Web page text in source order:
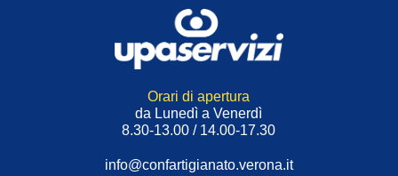
Orari di apertura
da Lunedì a Venerdì
8.30-13.00 / 14.00-17.30
info@confartigianato.verona.it